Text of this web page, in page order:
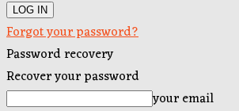
Forgot your password?
Password recovery
Recover your password
your email